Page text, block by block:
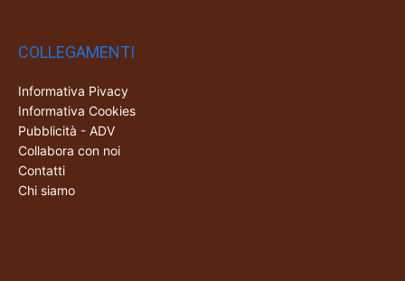
COLLEGAMENTI
Informativa Pivacy
Informativa Cookies
Pubblicità - ADV
Collabora con noi
Contatti
Chi siamo